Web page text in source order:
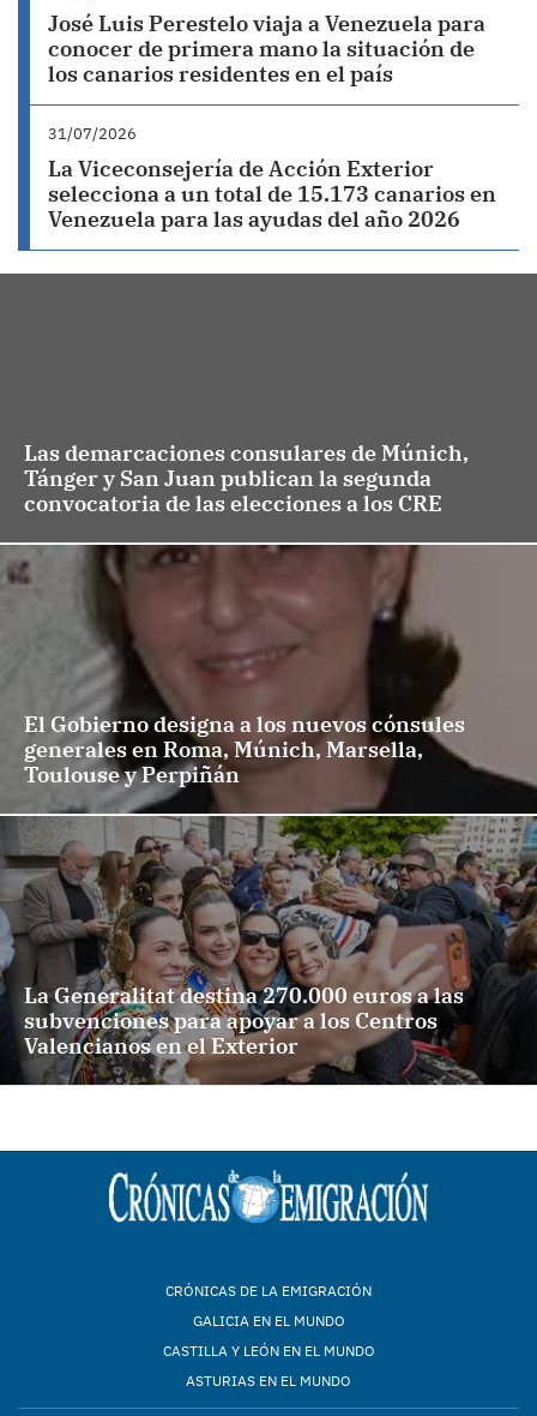
José Luis Perestelo viaja a Venezuela para
conocer de primera mano la situación de
los canarios residentes en el país
31/07/2026
La Viceconsejería de Acción Exterior
selecciona a un total de 15.173 canarios en
Venezuela para las ayudas del año 2026
Las demarcaciones consulares de Múnich,
Tánger y San Juan publican la segunda
convocatoria de las elecciones a los CRE
El Gobierno designa a los nuevos cónsules
generales en Roma, Múnich, Marsella,
Toulouse y Perpiñán
La Generalitat destina 270.000 euros a las
subvenciones para apoyar a los Centros
Valencianos en el Exterior
CRÓNICAS DE LA EMIGRACIÓN
GALICIA EN EL MUNDO
CASTILLA Y LEÓN EN EL MUNDO
ASTURIAS EN EL MUNDO